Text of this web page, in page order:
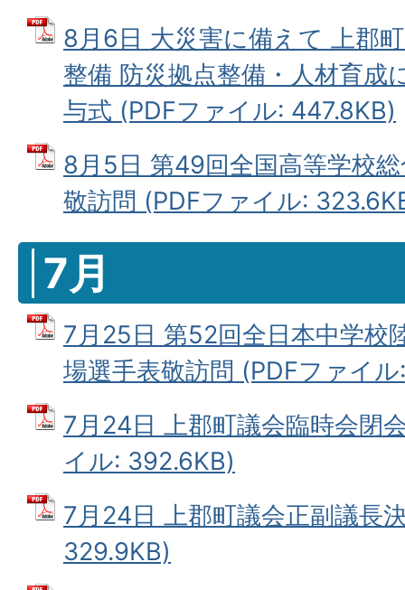
8月6日 大災害に備えて 上郡
整備 防災拠点整備・人材育成
与式 (PDFファイル: 447.8KB)
8月5日 第49回全国高等学校
敬訪問 (PDFファイル:
7月
7月25日 第52回全日本中学校
場選手表敬訪問 (PDFファイ
7月24日 上郡町議会臨時会閉
イル: 392.6KB)
7月24日 上郡町議会正副議長
329.9KB)